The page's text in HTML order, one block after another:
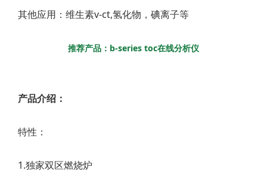
其他应用：维生素v-ct,氢化物，碘离子等
推荐产品：b-series toc在线分析仪
产品介绍：
特性：
1.独家双区燃烧炉